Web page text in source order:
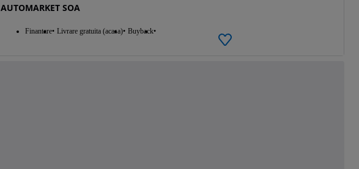
AUTOMARKET SOA
Finantare Livrare gratuita (acasa) Buyback